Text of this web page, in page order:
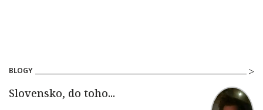
BLOGY